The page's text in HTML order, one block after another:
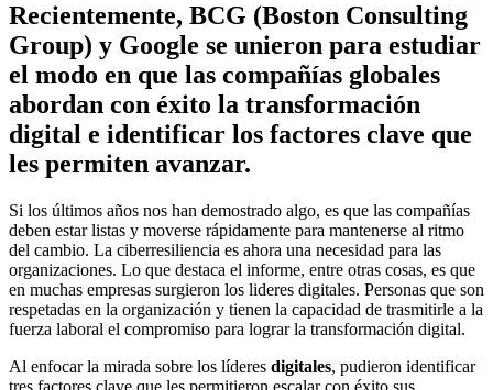
Recientemente, BCG (Boston Consulting
Group) y Google se unieron para estudiar
el modo en que las compañías globales
abordan con éxito la transformación
digital e identificar los factores clave que
les permiten avanzar.
Si los últimos años nos han demostrado algo, es que las compañías
deben estar listas y moverse rápidamente para mantenerse al ritmo
del cambio. La ciberresiliencia es ahora una necesidad para las
organizaciones. Lo que destaca el informe, entre otras cosas, es que
en muchas empresas surgieron los lideres digitales. Personas que son
respetadas en la organización y tienen la capacidad de trasmitirle a la
fuerza laboral el compromiso para lograr la transformación digital.
Al enfocar la mirada sobre los líderes digitales, pudieron identificar